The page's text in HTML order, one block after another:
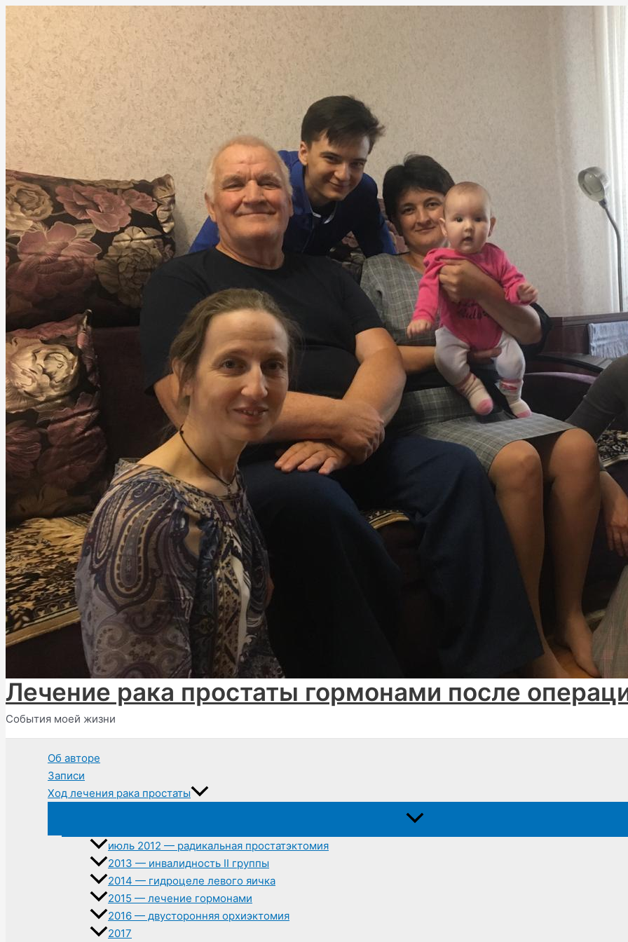
содержимому
Лечение рака простаты гормонами после
События моей жизни
Об авторе
Записи
Ход лечения рака простаты
Переключатель
меню
июль 2012 — радикальная простатэктомия
2013 — инвалидность II группы
2014 — гидроцеле левого яичка
2015 — лечение гормонами
2016 — двусторонняя орхиэктомия
2017